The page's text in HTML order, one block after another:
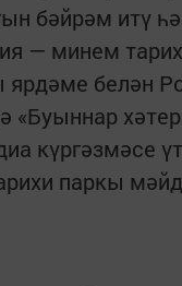
бәйрәм итү
— минем
белән
«Буыннар
күргәзмәсе
паркы